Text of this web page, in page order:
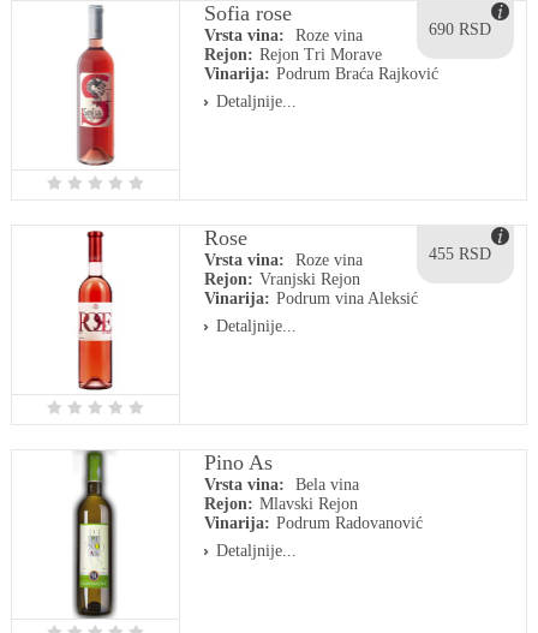
690 RSD
Sofia rose
Vrsta vina:
Roze vina
Rejon: Rejon Tri Morave
Vinarija: Podrum Braća Rajković
Detaljnije...
455 RSD
Rose
Vrsta vina:
Roze vina
Rejon: Vranjski Rejon
Vinarija: Podrum vina Aleksić
Detaljnije...
Pino As
Vrsta vina:
Bela vina
Rejon: Mlavski Rejon
Vinarija: Podrum Radovanović
Detaljnije...